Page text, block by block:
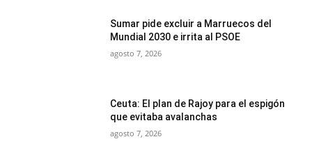
Sumar pide excluir a Marruecos del
Mundial 2030 e irrita al PSOE
agosto 7, 2026
Ceuta: El plan de Rajoy para el espigón
que evitaba avalanchas
agosto 7, 2026